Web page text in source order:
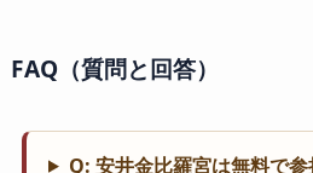
FAQ（質問と回答）
Q: 安井金比羅宮は無料で